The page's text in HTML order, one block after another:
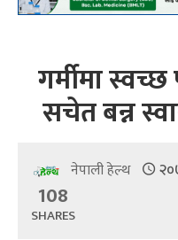
गर्मीमा
सचेत बन्न
नेपाली हेल्थ
108
SHARES